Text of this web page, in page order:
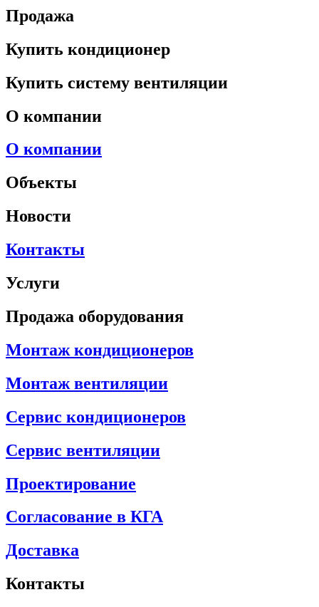
Продажа
Купить кондиционер
Купить систему вентиляции
О компании
О компании
Объекты
Новости
Контакты
Услуги
Продажа оборудования
Монтаж кондиционеров
Монтаж вентиляции
Сервис кондиционеров
Сервис вентиляции
Проектирование
Согласование в КГА
Доставка
Контакты